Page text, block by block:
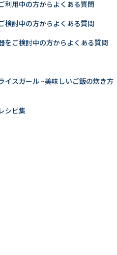
利用中の方からよくある質問
検討中の方からよくある質問
をご検討中の方からよくある質問
イスガール ~美味しいご飯の炊き方
シピ集